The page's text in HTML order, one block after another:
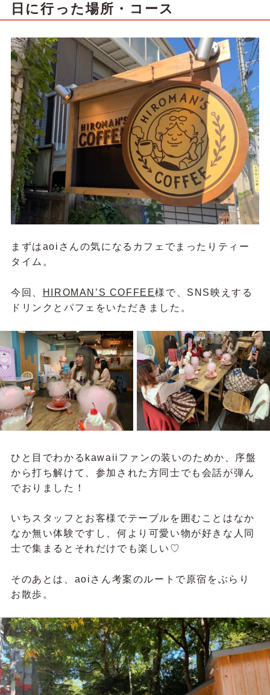
日に行った場所・コース
まずはaoiさんの気になるカフェでまったりティー
タイム。
今回、 HIROMAN’S COFFEE様で、SNS映えする
ドリンクとパフェをいただきました。
ひと目でわかるkawaiiファンの装いのためか、序盤
から打ち解けて、参加された方同士でも会話が弾ん
でおりました！
いちスタッフとお客様でテーブルを囲むことはなか
なか無い体験ですし、何より可愛い物が好きな人同
士で集まるとそれだけでも楽しい♡
そのあとは、aoiさん考案のルートで原宿をぶらり
お散歩。